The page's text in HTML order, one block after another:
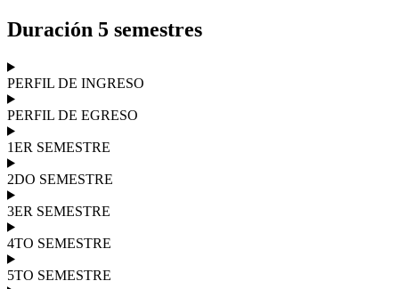
Duración 5 semestres
PERFIL DE INGRESO
PERFIL DE EGRESO
1ER SEMESTRE
2DO SEMESTRE
3ER SEMESTRE
4TO SEMESTRE
5TO SEMESTRE